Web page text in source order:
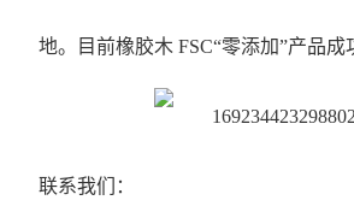
地。目前橡胶木 FSC“零添加”产品
联系我们：